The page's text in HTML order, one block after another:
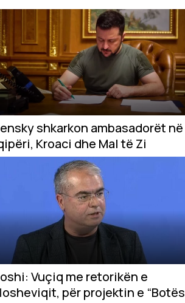
shkarkon ambasadorët në
Kroaci dhe Mal të Zi
Vuçiq me retorikën e
për projektin e “Botës